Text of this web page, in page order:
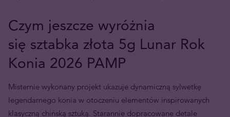
Czym jeszcze wyróżnia
się sztabka złota 5g Lunar Rok
Konia 2026 PAMP
Misternie wykonany projekt ukazuje dynamiczną sylwetkę
legendarnego konia w otoczeniu elementów inspirowanych
klasyczną chińską sztuką. Starannie dopracowane detale